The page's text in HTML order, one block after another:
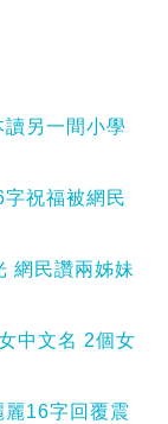
另一間小學
祝福被網民
網民讚兩姊妹
中文名 2個女
16字回覆震